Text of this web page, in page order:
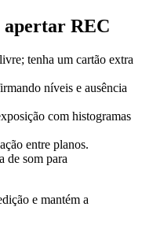
apertar REC
tenha um cartão extra
níveis e ausência
com histogramas
entre planos.
de som para
e mantém a